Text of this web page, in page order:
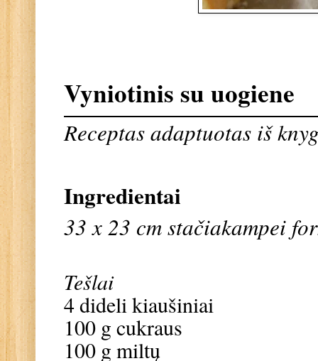
Vyniotinis su uogiene
Receptas adaptuotas iš
Ingredientai
33 x 23 cm stačiakampei
Tešlai
4 dideli kiaušiniai
100 g cukraus
100 g miltų